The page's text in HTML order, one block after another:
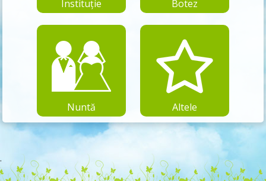
Instituție Botez
Nuntă Altele